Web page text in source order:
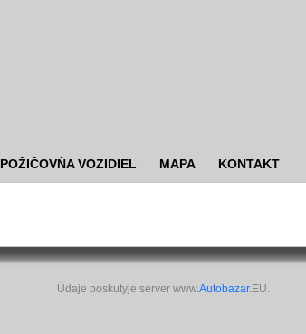
POŽIČOVŇA VOZIDIEL MAPA KONTAKT
Údaje poskutyje server www.Autobazar.EU.